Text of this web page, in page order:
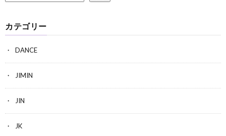
カテゴリー
DANCE
JIMIN
JIN
JK